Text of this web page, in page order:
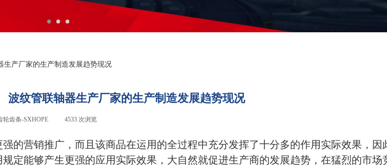
生产厂家的生产制造发展趋势现况
波纹管联轴器生产厂家的生产制造发展趋势现况
轮齿条-SXHOPE 4533 次浏览
强的营销推广，而且该商品在运用的全过程中充分发挥了十分多的作用实际效果，因
定能够产生更强的应用实际效果，大自然就促进生产商的发展趋势，在猛烈的市场